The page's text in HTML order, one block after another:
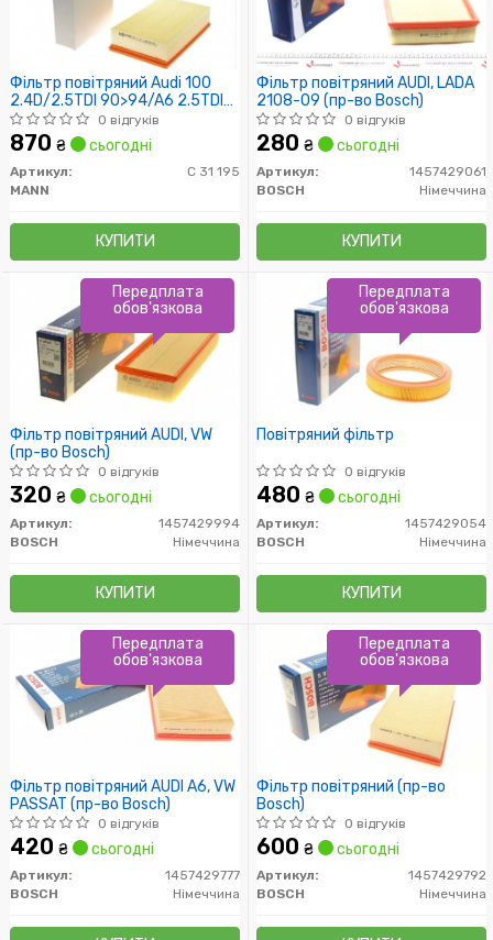
Фільтр повітряний Audi 100
2.4D/2.5TDI 90>94/A6 2.5TDI
>97
0 відгуків
870 ₴ сьогодні
Артикул:
C 31 195
MANN
КУПИТИ
Фільтр повітряний AUDI, LADA
2108-09 (пр-во Bosch)
0 відгуків
280 ₴ сьогодні
Артикул:
1457429061
BOSCH
Німеччина
КУПИТИ
Фільтр повітряний AUDI, VW
(пр-во Bosch)
0 відгуків
320 ₴ сьогодні
Артикул:
1457429994
BOSCH
Німеччина
КУПИТИ
Передплата
обов'язкова
Повітряний фільтр
0 відгуків
480 ₴ сьогодні
Артикул:
1457429054
BOSCH
Німеччина
КУПИТИ
Передплата
обов'язкова
Фільтр повітряний AUDI A6, VW
PASSAT (пр-во Bosch)
0 відгуків
420 ₴ сьогодні
Артикул:
1457429777
BOSCH
Німеччина
Передплата
обов'язкова
Фільтр повітряний (пр-во
Bosch)
0 відгуків
600 ₴ сьогодні
Артикул:
1457429792
BOSCH
Німеччина
Передплата
обов'язкова